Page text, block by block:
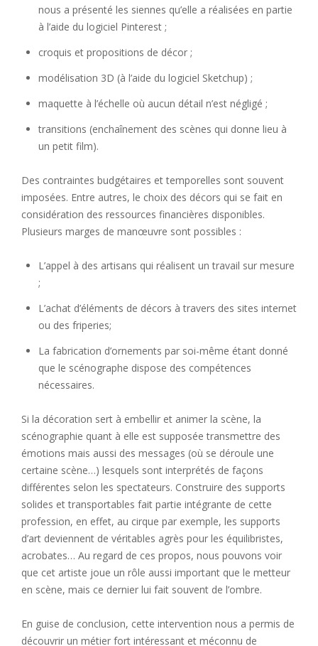
nous a présenté les siennes qu’elle a réalisées en partie
à l’aide du logiciel Pinterest ;
croquis et propositions de décor ;
modélisation 3D (à l’aide du logiciel Sketchup) ;
maquette à l’échelle où aucun détail n’est négligé ;
transitions (enchaînement des scènes qui donne lieu à
un petit film).
Des contraintes budgétaires et temporelles sont souvent
imposées. Entre autres, le choix des décors qui se fait en
considération des ressources financières disponibles.
Plusieurs marges de manœuvre sont possibles :
L’appel à des artisans qui réalisent un travail sur mesure
;
L’achat d’éléments de décors à travers des sites internet
ou des friperies;
La fabrication d’ornements par soi-même étant donné
que le scénographe dispose des compétences
nécessaires.
Si la décoration sert à embellir et animer la scène, la
scénographie quant à elle est supposée transmettre des
émotions mais aussi des messages (où se déroule une
certaine scène…) lesquels sont interprétés de façons
différentes selon les spectateurs. Construire des supports
solides et transportables fait partie intégrante de cette
profession, en effet, au cirque par exemple, les supports
d’art deviennent de véritables agrès pour les équilibristes,
acrobates… Au regard de ces propos, nous pouvons voir
que cet artiste joue un rôle aussi important que le metteur
en scène, mais ce dernier lui fait souvent de l’ombre.
En guise de conclusion, cette intervention nous a permis de
découvrir un métier fort intéressant et méconnu de